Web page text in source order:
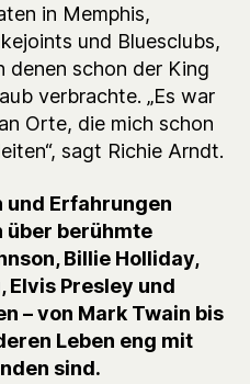
in Memphis,
und Bluesclubs,
denen schon der King
verbrachte. „Es war
Orte, die mich schon
sagt Richie Arndt.
und Erfahrungen
über berühmte
Billie Holliday,
Elvis Presley und
– von Mark Twain bis
Leben eng mit
sind.